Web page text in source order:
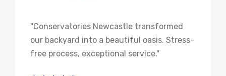
"Conservatories Newcastle transformed
our backyard into a beautiful oasis. Stress-
free process, exceptional service."